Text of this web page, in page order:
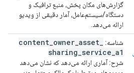
گزارش‌های مکان پخش، منبع ترافیک و
دستگاه/سیستم‌عامل، آمار دقیقی از ویدیو
ارائه می‌دهد.
شناسه: content owner asset
sharing service a1
شرح:آماری ارائه می‌دهد که نشان می‌دهد